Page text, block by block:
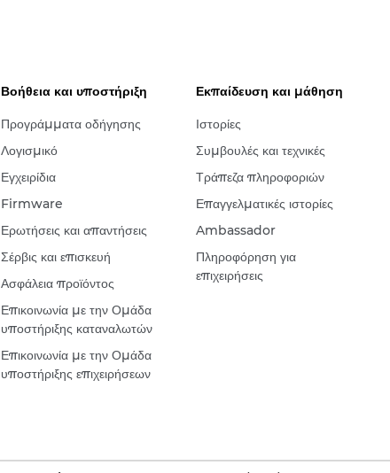
Βοήθεια και υποστήριξη
Προγράμματα οδήγησης
Λογισμικό
Εγχειρίδια
Firmware
Ερωτήσεις και απαντήσεις
Σέρβις και επισκευή
Ασφάλεια προϊόντος
Επικοινωνία με την Ομάδα
υποστήριξης καταναλωτών
Επικοινωνία με την Ομάδα
υποστήριξης επιχειρήσεων
Εκπαίδευση και μάθηση
Ιστορίες
Συμβουλές και τεχνικές
Τράπεζα πληροφοριών
Επαγγελματικές ιστορίες
Ambassador
Πληροφόρηση για
επιχειρήσεις